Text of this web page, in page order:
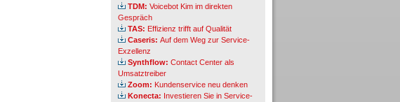
TDM: Voicebot Kim im direkten
Gespräch
TAS: Effizienz trifft auf Qualität
Caseris: Auf dem Weg zur Service-
Exzellenz
Synthflow: Contact Center als
Umsatztreiber
Zoom: Kundenservice neu denken
Konecta: Investieren Sie in Service-